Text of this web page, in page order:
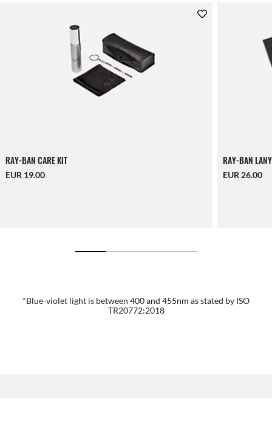
RAY-BAN CARE KIT
EUR 19.00
RAY-BAN
EUR 26.00
*Blue-violet light is between 400 and 455nm as stated by ISO
TR20772:2018